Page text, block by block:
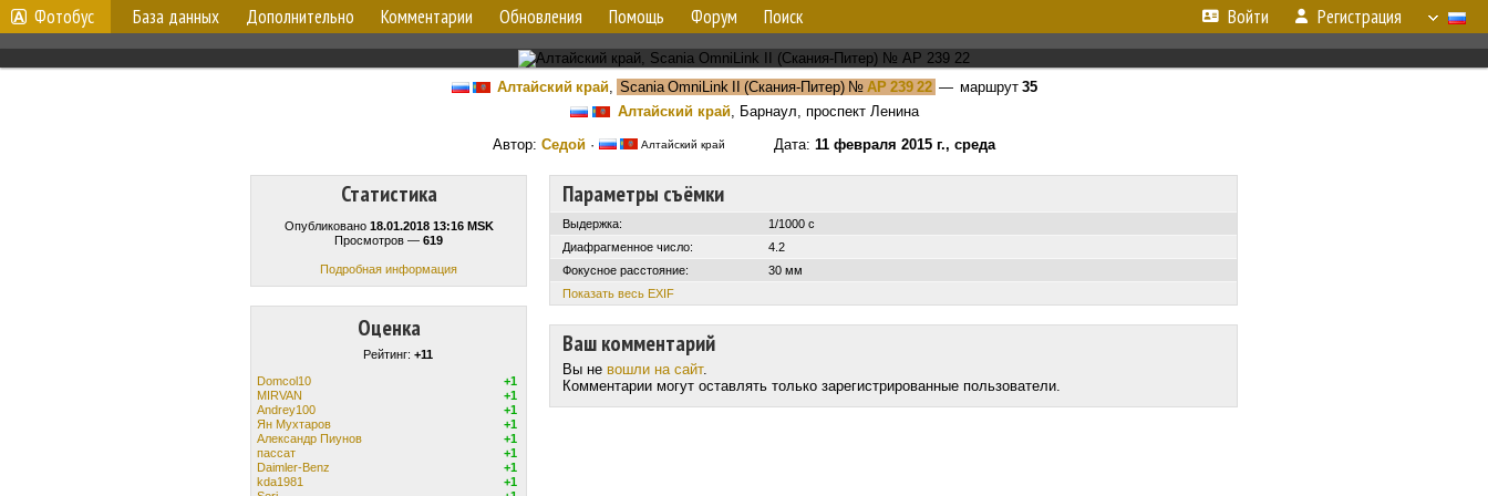
Фотобус База данных Дополнительно Комментарии Обновления Помощь Форум Поиск Войти Регистрация
Алтайский край, Scania OmniLink II (Скания-Питер)№ АР 239 22 — маршрут 35
Алтайский край, Барнаул, проспект Ленина
Автор: Cедой · Алтайский край Дата: 11 февраля 2015 г., среда
Статистика
Опубликовано 18.01.2018 13:16 MSK
Просмотров — 619
Подробная информация
Оценка
Рейтинг: +11
Domcol10
+1
MIRVAN
+1
Andrey100
+1
Ян Мухтаров
+1
Александр Пиунов
+1
пассат
+1
Daimler-Benz
+1
kda1981
+1
Параметры съёмки
Выдержка:
1/1000 с
Диафрагменное число:
4.2
Фокусное расстояние:
30 мм
Показать весь EXIF
Ваш комментарий
Вы не вошли на сайт.
Комментарии могут оставлять только зарегистрированные пользователи.